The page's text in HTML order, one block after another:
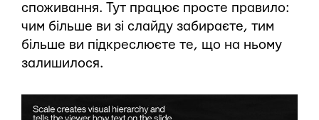
споживання. Тут працює просте правило:
чим більше ви зі слайду забираєте, тим
більше ви підкреслюєте те, що на ньому
залишилося.